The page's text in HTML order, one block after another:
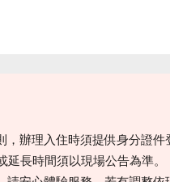
辦理入住時須提供身分證件
長時間須以現場公告為準。